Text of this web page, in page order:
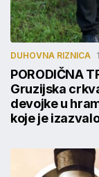
DUHOVNA RIZNICA
PORODIČNA
Gruzijska
devojke u
koje je